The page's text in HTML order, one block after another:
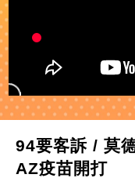
94要客訴 / 莫
AZ疫苗開打